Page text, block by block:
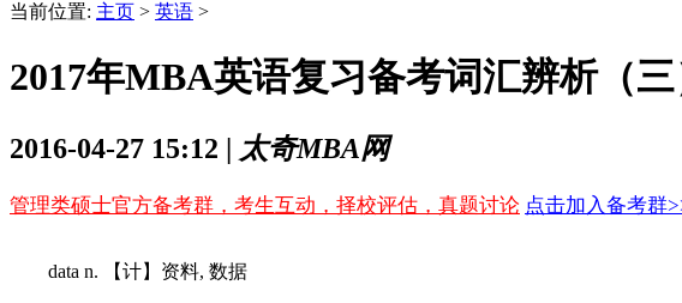
当前位置: 主页 > 英语 >
2017年MBA英语复习备考词汇辨析（三
2016-04-27 15:12 | 太奇MBA网
管理类硕士官方备考群，考生互动，择校评估，真题讨论 点击加入备考群
data n. 【计】资料, 数据